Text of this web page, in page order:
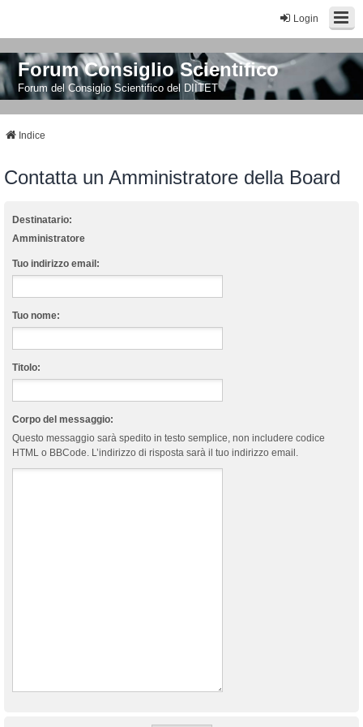
Login
Forum Consiglio Scientifico
Forum del Consiglio Scientifico del DIITET
Indice
Contatta un Amministratore della Board
Destinatario:
Amministratore
Tuo indirizzo email:
Tuo nome:
Titolo:
Corpo del messaggio:
Questo messaggio sarà spedito in testo semplice, non includere codice
HTML o BBCode. L’indirizzo di risposta sarà il tuo indirizzo email.